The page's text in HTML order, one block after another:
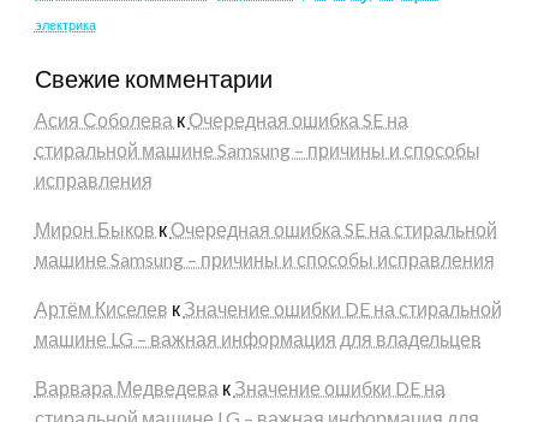
электрика
Свежие комментарии
Асия Соболева к Очередная ошибка SE на
стиральной машине Samsung – причины и способы
исправления
Мирон Быков к Очередная ошибка SE на стиральной
машине Samsung – причины и способы исправления
Артём Киселев к Значение ошибки DE на стиральной
машине LG – важная информация для владельцев
Варвара Медведева к Значение ошибки DE на
стиральной машине LG – важная информация для